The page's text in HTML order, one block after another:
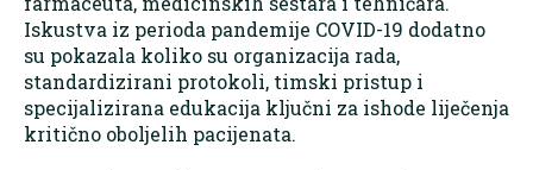
Iskustva iz perioda pandemije COVID-19 dodatno
su pokazala koliko su organizacija rada,
standardizirani protokoli, timski pristup i
specijalizirana edukacija ključni za ishode liječenja
kritično oboljelih pacijenata.